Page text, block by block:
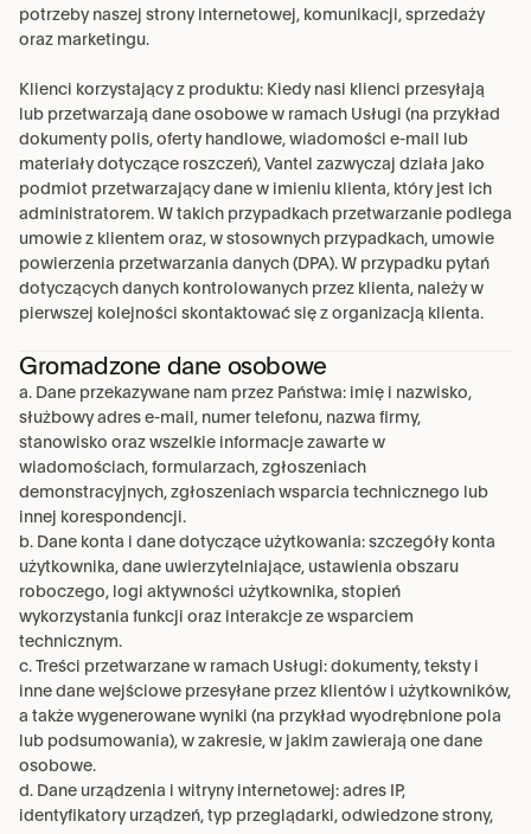
potrzeby naszej strony internetowej, komunikacji, sprzedaży
oraz marketingu.
Klienci korzystający z produktu: Kiedy nasi klienci przesyłają
lub przetwarzają dane osobowe w ramach Usługi (na przykład
dokumenty polis, oferty handlowe, wiadomości e-mail lub
materiały dotyczące roszczeń), Vantel zazwyczaj działa jako
podmiot przetwarzający dane w imieniu klienta, który jest ich
administratorem. W takich przypadkach przetwarzanie podlega
umowie z klientem oraz, w stosownych przypadkach, umowie
powierzenia przetwarzania danych (DPA). W przypadku pytań
dotyczących danych kontrolowanych przez klienta, należy w
pierwszej kolejności skontaktować się z organizacją klienta.
Gromadzone dane osobowe
a. Dane przekazywane nam przez Państwa: imię i nazwisko,
służbowy adres e-mail, numer telefonu, nazwa firmy,
stanowisko oraz wszelkie informacje zawarte w
wiadomościach, formularzach, zgłoszeniach
demonstracyjnych, zgłoszeniach wsparcia technicznego lub
innej korespondencji.
b. Dane konta i dane dotyczące użytkowania: szczegóły konta
użytkownika, dane uwierzytelniające, ustawienia obszaru
roboczego, logi aktywności użytkownika, stopień
wykorzystania funkcji oraz interakcje ze wsparciem
technicznym.
c. Treści przetwarzane w ramach Usługi: dokumenty, teksty i
inne dane wejściowe przesyłane przez klientów i użytkowników,
a także wygenerowane wyniki (na przykład wyodrębnione pola
lub podsumowania), w zakresie, w jakim zawierają one dane
osobowe.
d. Dane urządzenia i witryny internetowej: adres IP,
identyfikatory urządzeń, typ przeglądarki, odwiedzone strony,